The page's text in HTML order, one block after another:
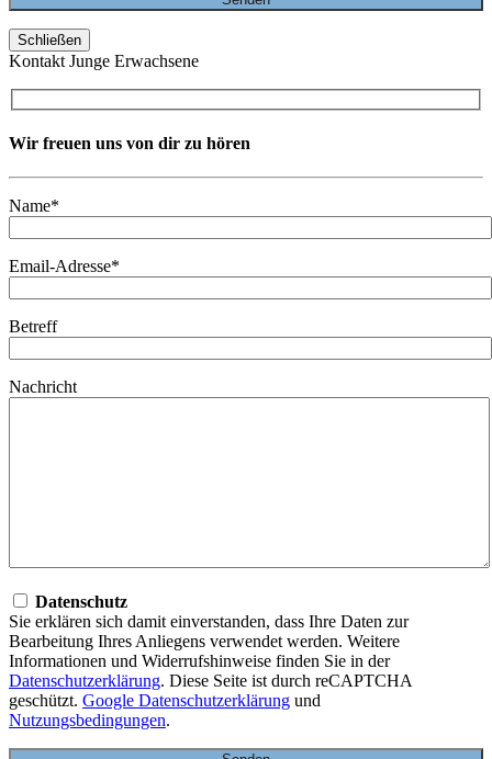
Schließen
Kontakt Junge Erwachsene
Wir freuen uns von dir zu hören
Name*
Email-Adresse*
Betreff
Nachricht
Datenschutz
Sie erklären sich damit einverstanden, dass Ihre Daten zur
Bearbeitung Ihres Anliegens verwendet werden. Weitere
Informationen und Widerrufshinweise finden Sie in der
Datenschutzerklärung. Diese Seite ist durch reCAPTCHA
geschützt. Google Datenschutzerklärung und
Nutzungsbedingungen.